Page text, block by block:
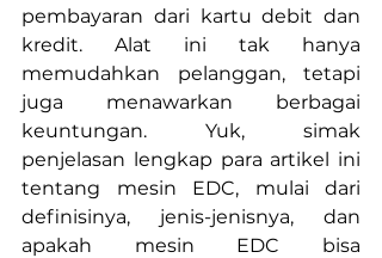
pembayaran dari kartu debit dan
kredit. Alat ini tak hanya
memudahkan pelanggan, tetapi
juga menawarkan berbagai
keuntungan. Yuk, simak
penjelasan lengkap para artikel ini
tentang mesin EDC, mulai dari
definisinya, jenis-jenisnya, dan
apakah mesin EDC bisa